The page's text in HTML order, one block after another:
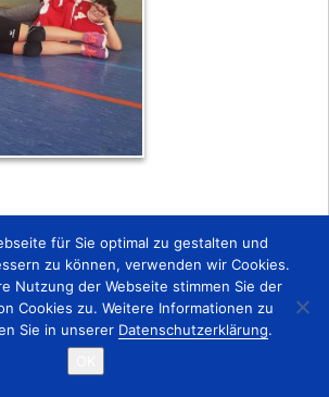
Copyright © 2015 TSV 1863 Lobstädt e.V.
für Sie optimal zu gestalten und
zu können, verwenden wir Cookies.
Nutzung der Webseite stimmen Sie der
Cookies zu. Weitere Informationen zu
Sie in unserer Datenschutzerklärung.